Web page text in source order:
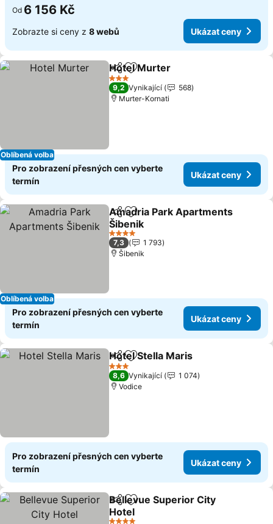
Od 6 156 Kč
Zobrazte si ceny z 8 webů Ukázat ceny
Oblíbená volba
SdíletPřidat na seznam oblíbených
Hotel Murter
3 Počet hvězdiček
9,2 Vynikající
568
Murter-Kornati
Pro zobrazení přesných cen vyberte
termín
Ukázat ceny
Oblíbená volba
SdíletPřidat na seznam oblíbených
Amadria Park Apartments
Šibenik
4 Počet hvězdiček
7,3
1 793
Šibenik
Pro zobrazení přesných cen vyberte
termín
Ukázat ceny
SdíletPřidat na seznam oblíbených
Hotel Stella Maris
3 Počet hvězdiček
8,6 Vynikající
1 074
Vodice
Pro zobrazení přesných cen vyberte
termín
Ukázat ceny
SdíletPřidat na seznam oblíbených
Bellevue Superior City
Hotel